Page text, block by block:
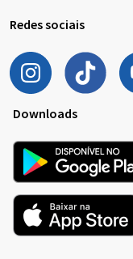
Redes sociais
Downloads